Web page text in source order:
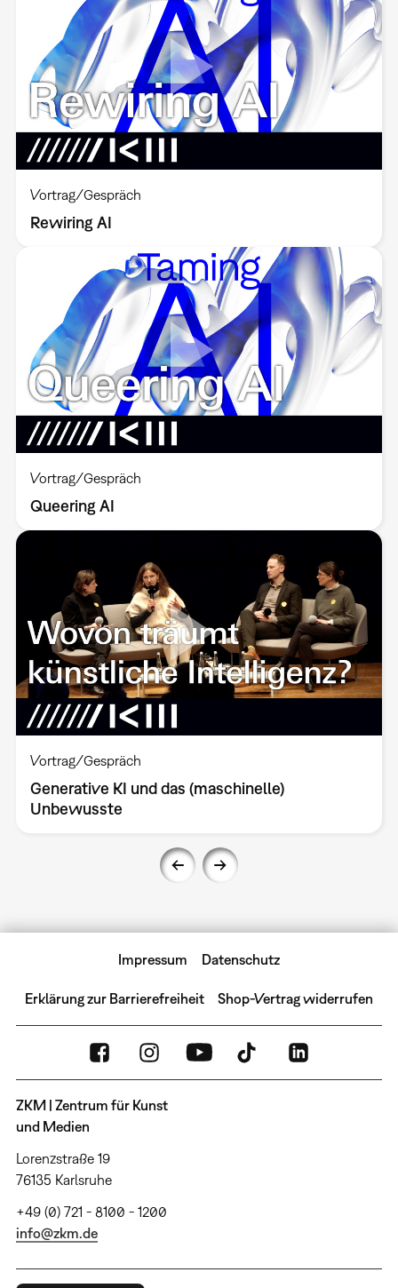
Vortrag/Gespräch
Rewiring AI
Vortrag/Gespräch
Queering AI
Vortrag/Gespräch
Generative KI und das (maschinelle)
Unbewusste
Impressum Datenschutz
Erklärung zur Barrierefreiheit Shop-Vertrag widerrufen
ZKM | Zentrum für Kunst
und Medien
Lorenzstraße 19
76135 Karlsruhe
+49 (0) 721 - 8100 - 1200
info@zkm.de